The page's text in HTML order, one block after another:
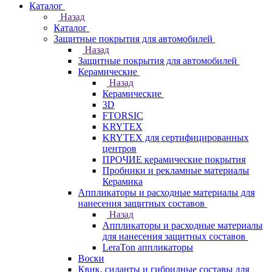
Каталог
Назад
Каталог
Защитные покрытия для автомобилей
Назад
Защитные покрытия для автомобилей
Керамические
Назад
Керамические
3D
FTORSIC
KRYTEX
KRYTEX для сертифицированных
центров
ПРОЧИЕ керамические покрытия
Пробники и рекламные материалы
Керамика
Аппликаторы и расходные материалы для
нанесения защитных составов
Назад
Аппликаторы и расходные материалы
для нанесения защитных составов
LeraTon аппликаторы
Воски
Квик, силанты и гибридные составы для